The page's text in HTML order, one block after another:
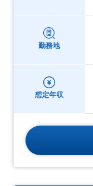
勤務地
想定年収